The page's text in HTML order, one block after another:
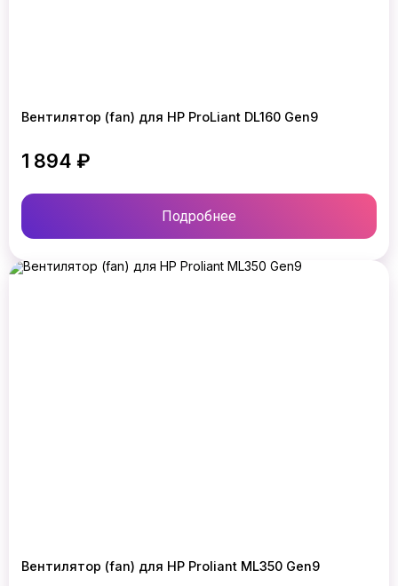
Вентилятор (fan) для HP ProLiant DL160 Gen9
1 894 ₽
Подробнее
Вентилятор (fan) для HP Proliant ML350 Gen9